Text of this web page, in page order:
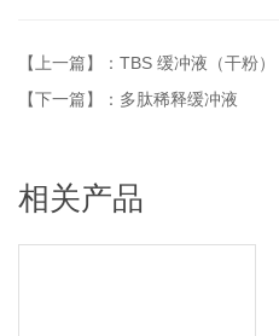
【上一篇】：TBS 缓冲液（干粉）
【下一篇】：多肽稀释缓冲液
相关产品